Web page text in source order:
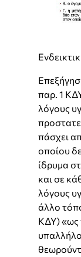
παρ. 1
λόγους
πάσχει
οποίου
ίδρυμα
και σε
λόγους
άλλο
ΚΔΥ) «ως